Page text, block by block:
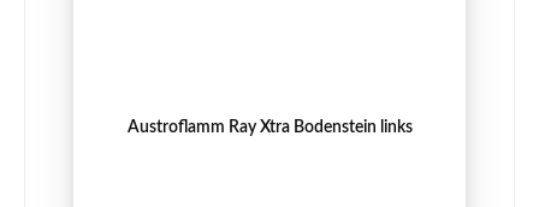
Austroflamm Ray Xtra Bodenstein links